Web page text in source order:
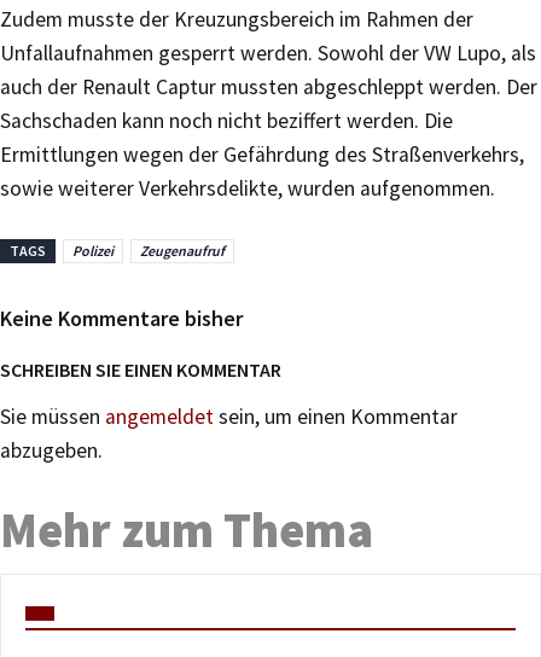
Zudem musste der Kreuzungsbereich im Rahmen der
Unfallaufnahmen gesperrt werden. Sowohl der VW Lupo, als
auch der Renault Captur mussten abgeschleppt werden. Der
Sachschaden kann noch nicht beziffert werden. Die
Ermittlungen wegen der Gefährdung des Straßenverkehrs,
sowie weiterer Verkehrsdelikte, wurden aufgenommen.
TAGS Polizei Zeugenaufruf
Keine Kommentare bisher
SCHREIBEN SIE EINEN KOMMENTAR
Sie müssen angemeldetsein, um einen Kommentar
abzugeben.
Mehr zum Thema